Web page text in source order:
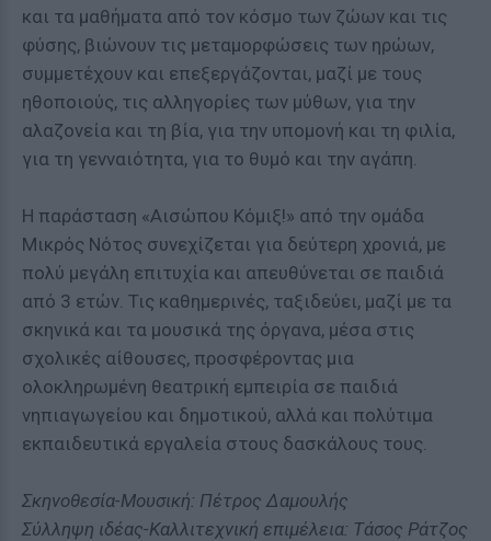
και τα μαθήματα από τον κόσμο των ζώων και τις
φύσης, βιώνουν τις μεταμορφώσεις των ηρώων,
συμμετέχουν και επεξεργάζονται, μαζί με τους
ηθοποιούς, τις αλληγορίες των μύθων, για την
αλαζονεία και τη βία, για την υπομονή και τη φιλία,
για τη γενναιότητα, για το θυμό και την αγάπη.
Η παράσταση «Αισώπου Κόμιξ!» από την ομάδα
Μικρός Νότος συνεχίζεται για δεύτερη χρονιά, με
πολύ μεγάλη επιτυχία και απευθύνεται σε παιδιά
από 3 ετών. Τις καθημερινές, ταξιδεύει, μαζί με τα
σκηνικά και τα μουσικά της όργανα, μέσα στις
σχολικές αίθουσες, προσφέροντας μια
ολοκληρωμένη θεατρική εμπειρία σε παιδιά
νηπιαγωγείου και δημοτικού, αλλά και πολύτιμα
εκπαιδευτικά εργαλεία στους δασκάλους τους.
Σκηνοθεσία-Μουσική: Πέτρος Δαμουλής
Σύλληψη ιδέας-Καλλιτεχνική επιμέλεια: Τάσος Ράτζος